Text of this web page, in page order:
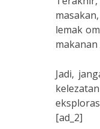
lemak
makanan
Jadi,
[ad_2]